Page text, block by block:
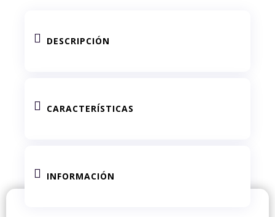
 DESCRIPCIÓN
 CARACTERÍSTICAS
 INFORMACIÓN